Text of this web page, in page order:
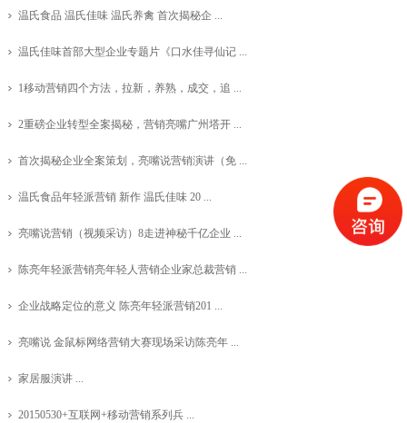
温氏食品 温氏佳味 温氏养禽 首次揭秘企 ...
温氏佳味首部大型企业专题片《口水佳寻仙记 ...
1移动营销四个方法，拉新，养熟，成交，追 ...
2重磅企业转型全案揭秘，营销亮嘴广州塔开 ...
首次揭秘企业全案策划，亮嘴说营销演讲（免 ...
温氏食品年轻派营销 新作 温氏佳味 20 ...
亮嘴说营销（视频采访）8走进神秘千亿企业 ...
陈亮年轻派营销亮年轻人营销企业家总裁营销 ...
企业战略定位的意义 陈亮年轻派营销201 ...
亮嘴说 金鼠标网络营销大赛现场采访陈亮年 ...
家居服演讲 ...
20150530+互联网+移动营销系列兵 ...